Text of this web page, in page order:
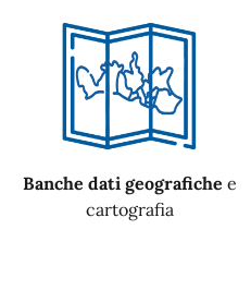
Banche dati geografiche e
cartografia